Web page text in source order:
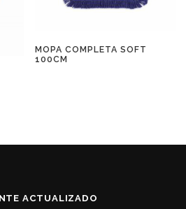
MOPA COMPLETA SOFT
100CM
ACTUALIZADO